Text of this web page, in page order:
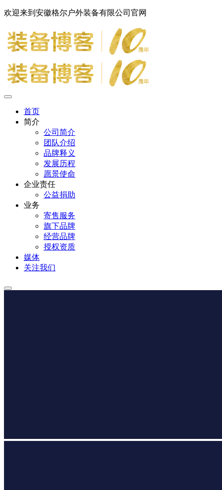
欢迎来到安徽格尔户外装备有限公司官网
首页
简介
公司简介
团队介绍
品牌释义
发展历程
愿景使命
企业责任
公益捐助
业务
寄售服务
旗下品牌
经营品牌
授权资质
媒体
关注我们